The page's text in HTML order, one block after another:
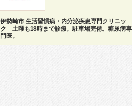
伊勢崎市 生活習慣病・内分泌疾患専門クリニッ
ク 土曜も18時まで診療。駐車場完備。糖尿病専
門医。